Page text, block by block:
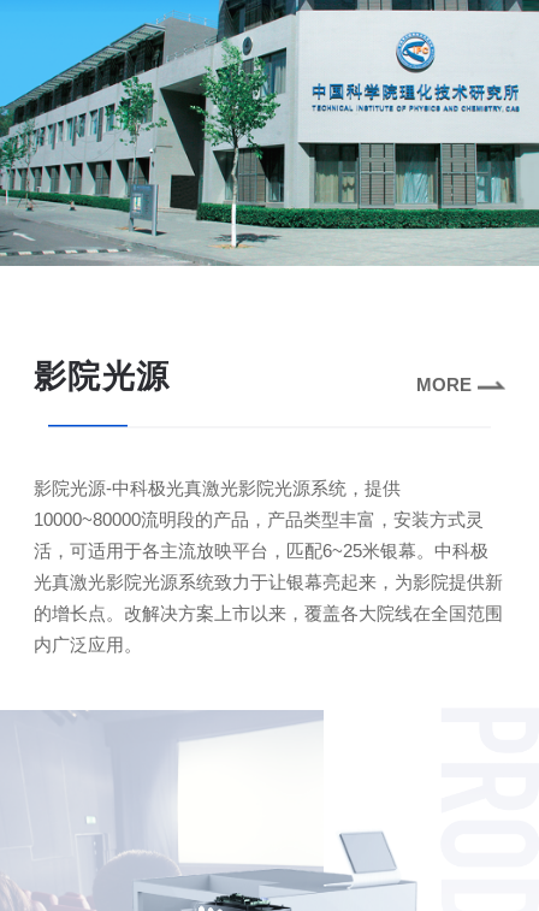
影院光源 MORE
影院光源-中科极光真激光影院光源系统，提供
10000~80000流明段的产品，产品类型丰富，安装方式灵
活，可适用于各主流放映平台，匹配6~25米银幕。中科极
光真激光影院光源系统致力于让银幕亮起来，为影院提供新
的增长点。改解决方案上市以来，覆盖各大院线在全国范围
内广泛应用。